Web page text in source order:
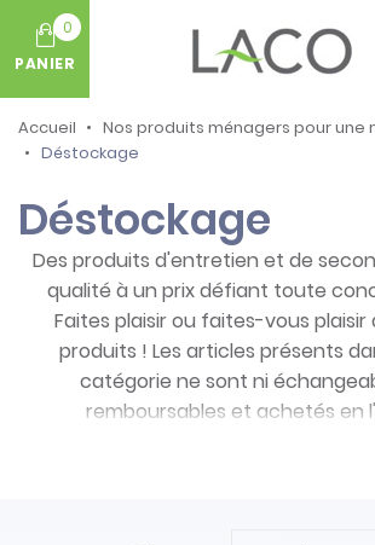
0
PANIER
Accueil
Nos produits ménagers pour une
Déstockage
Déstockage
Des produits d'entretien et de
qualité à un prix défiant toute
Faites plaisir ou faites-vous plaisir
produits ! Les articles présents
catégorie ne sont ni
remboursables et achetés en